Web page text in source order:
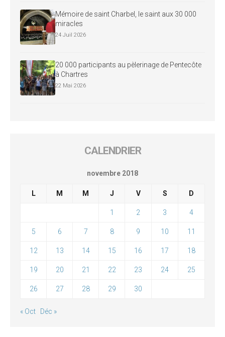
Mémoire de saint Charbel, le saint aux 30 000
miracles
24 Juil 2026
20 000 participants au pèlerinage de Pentecôte
à Chartres
22 Mai 2026
CALENDRIER
novembre 2018
L M M J V S D
1 2 3 4
5 6 7 8 9 10 11
12 13 14 15 16 17 18
19 20 21 22 23 24 25
26 27 28 29 30
« Oct Déc »